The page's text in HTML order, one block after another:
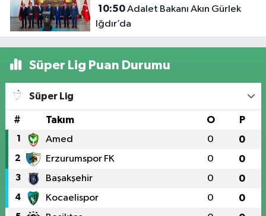
10:50Adalet Bakanı Akın Gürlek
Iğdır’da
Süper Lig Puan Durumu
Süper Lig
# Takım O P
1 Amed 0 0
2 Erzurumspor FK 0 0
3 Başakşehir 0 0
4 Kocaelispor 0 0